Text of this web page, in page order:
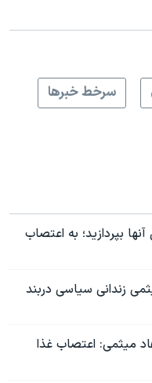
سرخط خبرها
بپردازید؛ به اعتصاب
زندانی سیاسی دربند
میثمی: اعتصاب غذا